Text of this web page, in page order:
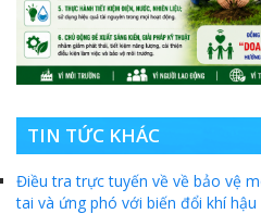
TIN TỨC KHÁC
Điều tra trực tuyến về về bảo vệ
tai và ứng phó với biến đổi khí hậu